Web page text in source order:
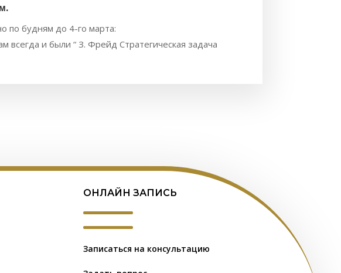
по будням до 4-го марта:
всегда и были “ З. Фрейд Стратегическая задача
ОНЛАЙН ЗАПИСЬ
Записаться на консультацию